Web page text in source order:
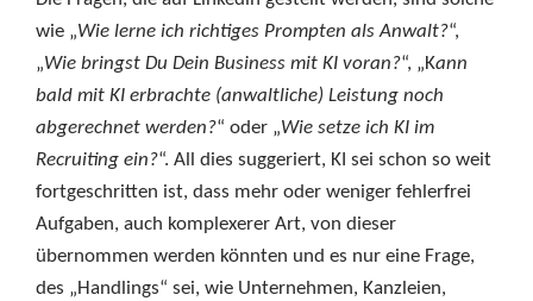
wie „Wie lerne ich richtiges Prompten als Anwalt?“,
„Wie bringst Du Dein Business mit KI voran?“, „Kann
bald mit KI erbrachte (anwaltliche) Leistung noch
abgerechnet werden?“ oder „Wie setze ich KI im
Recruiting ein?“. All dies suggeriert, KI sei schon so weit
fortgeschritten ist, dass mehr oder weniger fehlerfrei
Aufgaben, auch komplexerer Art, von dieser
übernommen werden könnten und es nur eine Frage,
des „Handlings“ sei, wie Unternehmen, Kanzleien,